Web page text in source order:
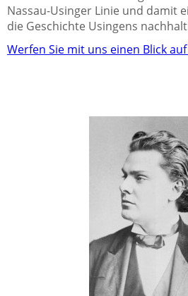
Nassau-Usinger Linie und damit
die Geschichte Usingens
Werfen Sie mit uns einen Blick